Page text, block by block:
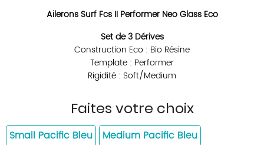
Ailerons Surf Fcs II Performer Neo Glass Eco
Set de 3 Dérives
Construction Eco : Bio Résine
Template : Performer
Rigidité : Soft/Medium
Faites votre choix
Small Pacific Bleu
Medium Pacific Bleu